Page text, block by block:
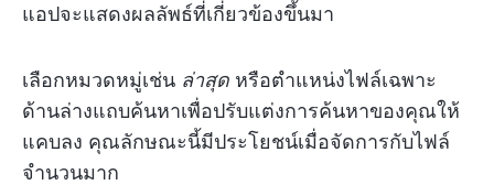
แอปจะแสดงผลลัพธ์ที่เกี่ยวข้องขึ้นมา
เลือกหมวดหมู่เช่น ล่าสุด หรือตำแหน่งไฟล์เฉพาะ
ด้านล่างแถบค้นหาเพื่อปรับแต่งการค้นหาของคุณให้
แคบลง คุณลักษณะนี้มีประโยชน์เมื่อจัดการกับไฟล์
จำนวนมาก